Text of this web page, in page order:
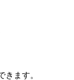
きます。